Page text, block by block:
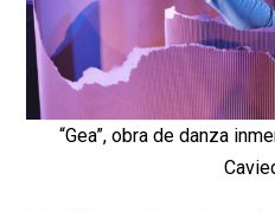
“Gea”, obra de danza